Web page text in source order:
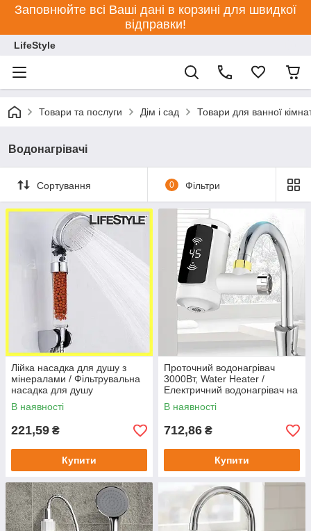
Заповнюйте всі Ваші дані в корзині для швидкої
відправки!
LifeStyle
Товари та послуги Дім і сад Товари для ванної
Водонагрівачі
Сортування 0 Фільтри
Лійка насадка для душу з
мінералами / Фільтрувальна
насадка для душу
В наявності
221,59 ₴
Купити
Проточний водонагрівач
3000Вт, Water Heater /
Електричний водонагрівач на
кран / Нагрівач води
В наявності
712,86 ₴
Купити